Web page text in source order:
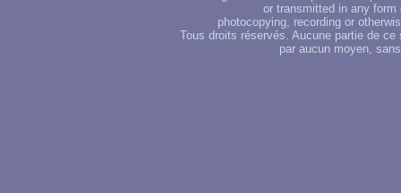
or transmitted in any
photocopying, recording or
Tous droits réservés. Aucune partie de
par aucun moyen,